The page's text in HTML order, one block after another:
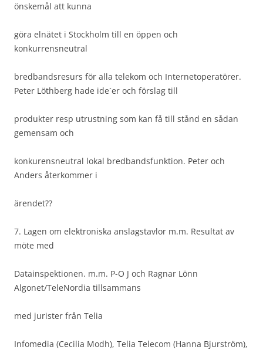
önskemål att kunna
göra elnätet i Stockholm till en öppen och
konkurrensneutral
bredbandsresurs för alla telekom och Internetoperatörer.
Peter Löthberg hade ide´er och förslag till
produkter resp utrustning som kan få till stånd en sådan
gemensam och
konkurensneutral lokal bredbandsfunktion. Peter och
Anders återkommer i
ärendet??
7. Lagen om elektroniska anslagstavlor m.m. Resultat av
möte med
Datainspektionen. m.m. P-O J och Ragnar Lönn
Algonet/TeleNordia tillsammans
med jurister från Telia
Infomedia (Cecilia Modh), Telia Telecom (Hanna Bjurström),